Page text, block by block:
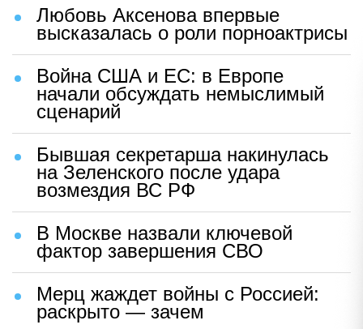
Любовь Аксенова впервые
высказалась о роли порноактрисы
Война США и ЕС: в Европе
начали обсуждать немыслимый
сценарий
Бывшая секретарша накинулась
на Зеленского после удара
возмездия ВС РФ
В Москве назвали ключевой
фактор завершения СВО
Мерц жаждет войны с Россией:
раскрыто — зачем